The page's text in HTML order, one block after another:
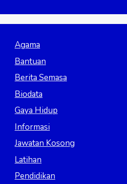
Agama
Bantuan
Berita Semasa
Biodata
Gaya Hidup
Informasi
Jawatan Kosong
Latihan
Pendidikan